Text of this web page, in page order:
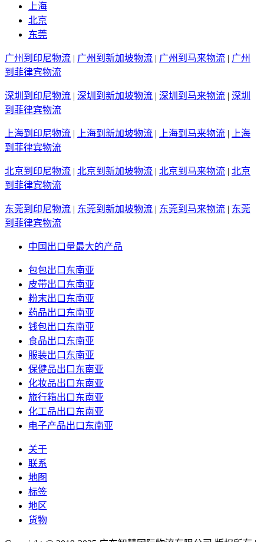
上海
北京
东莞
广州到印尼物流 | 广州到新加坡物流 | 广州到马来物流 | 广州
到菲律宾物流
深圳到印尼物流 | 深圳到新加坡物流 | 深圳到马来物流 | 深圳
到菲律宾物流
上海到印尼物流 | 上海到新加坡物流 | 上海到马来物流 |
上海
到菲律宾物流
北京到印尼物流 | 北京到新加坡物流 | 北京到马来物流 | 北京
到菲律宾物流
东莞到印尼物流 | 东莞到新加坡物流 | 东莞到马来物流 | 东莞
到菲律宾物流
中国出口量最大的产品
包包出口东南亚
皮带出口东南亚
粉末出口东南亚
药品出口东南亚
钱包出口东南亚
食品出口东南亚
服装出口东南亚
保健品出口东南亚
化妆品出口东南亚
旅行箱出口东南亚
化工品出口东南亚
电子产品出口东南亚
关于
联系
地图
标签
地区
货物